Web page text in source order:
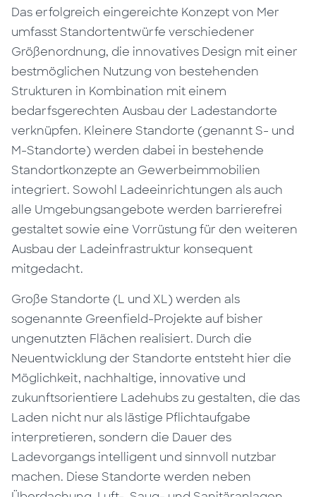
Das erfolgreich eingereichte Konzept von Mer
umfasst Standortentwürfe verschiedener
Größenordnung, die innovatives Design mit einer
bestmöglichen Nutzung von bestehenden
Strukturen in Kombination mit einem
bedarfsgerechten Ausbau der Ladestandorte
verknüpfen. Kleinere Standorte (genannt S- und
M-Standorte) werden dabei in bestehende
Standortkonzepte an Gewerbeimmobilien
integriert. Sowohl Ladeeinrichtungen als auch
alle Umgebungsangebote werden barrierefrei
gestaltet sowie eine Vorrüstung für den weiteren
Ausbau der Ladeinfrastruktur konsequent
mitgedacht.
Große Standorte (L und XL) werden als
sogenannte Greenfield-Projekte auf bisher
ungenutzten Flächen realisiert. Durch die
Neuentwicklung der Standorte entsteht hier die
Möglichkeit, nachhaltige, innovative und
zukunftsorientiere Ladehubs zu gestalten, die das
Laden nicht nur als lästige Pflichtaufgabe
interpretieren, sondern die Dauer des
Ladevorgangs intelligent und sinnvoll nutzbar
machen. Diese Standorte werden neben